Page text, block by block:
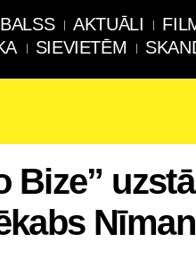
AKTUĀLI
SIEVIETĒM
Bize”